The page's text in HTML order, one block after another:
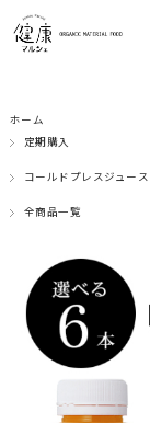
ホーム
定期購入
コールドプレスジュース
全商品一覧